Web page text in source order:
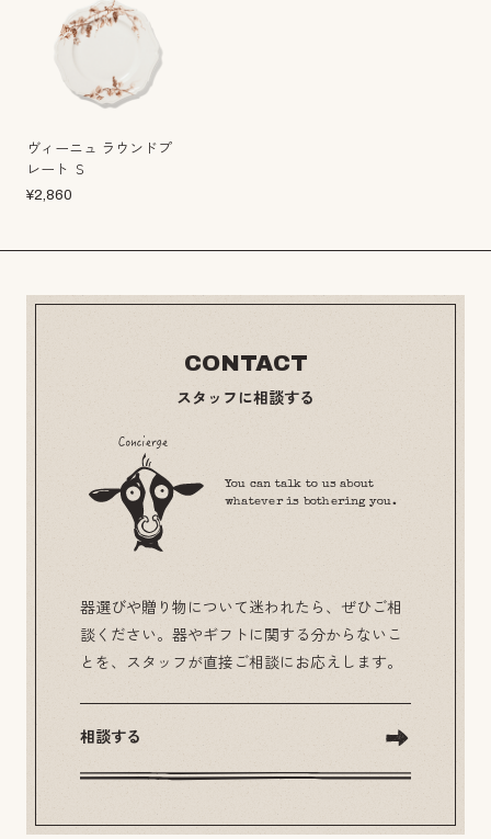
ヴィーニュ ラウンドプ
レート Ｓ
¥2,860
CONTACT
スタッフに相談する
You can talk to us about
whatever is bothering you.
器選びや贈り物について迷われたら、ぜひご相
談ください。器やギフトに関する分からないこ
とを、スタッフが直接ご相談にお応えします。
相談する